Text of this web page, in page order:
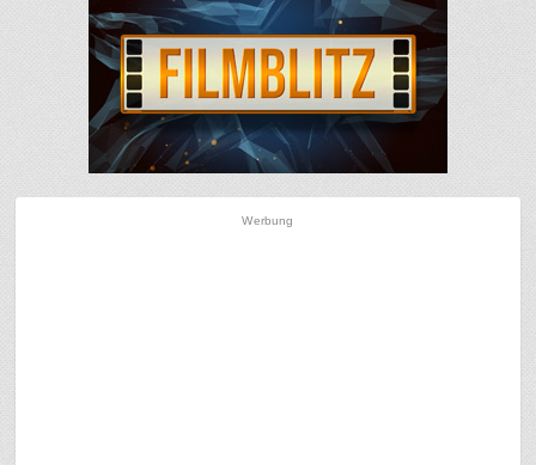
Werbung